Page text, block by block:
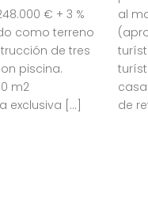
€ + 3 %
como terreno
de tres
piscina.
m2
exclusiva […]
al
de